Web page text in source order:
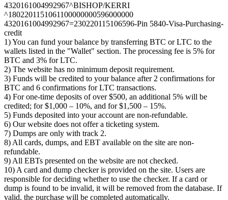
4320161004992967^BISHOP/KERRI
^1802201151061100000000596000000
4320161004992967=230220115106596-Pin 5840-Visa-Purchasing-
credit
1) You can fund your balance by transferring BTC or LTC to the
wallets listed in the "Wallet" section. The processing fee is 5% for
BTC and 3% for LTC.
2) The website has no minimum deposit requirement.
3) Funds will be credited to your balance after 2 confirmations for
BTC and 6 confirmations for LTC transactions.
4) For one-time deposits of over $500, an additional 5% will be
credited; for $1,000 – 10%, and for $1,500 – 15%.
5) Funds deposited into your account are non-refundable.
6) Our website does not offer a ticketing system.
7) Dumps are only with track 2.
8) All cards, dumps, and EBT available on the site are non-
refundable.
9) All EBTs presented on the website are not checked.
10) A card and dump checker is provided on the site. Users are
responsible for deciding whether to use the checker. If a card or
dump is found to be invalid, it will be removed from the database. If
valid, the purchase will be completed automatically.